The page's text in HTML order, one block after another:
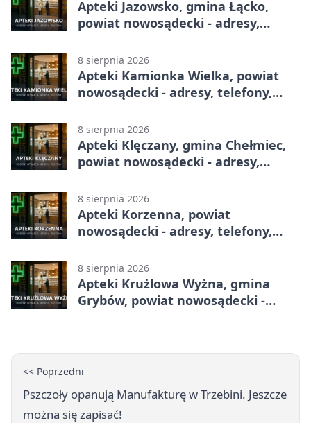
Apteki Jazowsko, gmina Łącko,
powiat nowosądecki - adresy,
8 sierpnia 2026
Apteki Kamionka Wielka, powiat
nowosądecki - adresy, telefony,
8 sierpnia 2026
Apteki Klęczany, gmina Chełmiec,
powiat nowosądecki - adresy,
8 sierpnia 2026
Apteki Korzenna, powiat
nowosądecki - adresy, telefony,
8 sierpnia 2026
Apteki Krużlowa Wyżna, gmina
Grybów, powiat nowosądecki -
<< Poprzedni
Pszczoły opanują Manufakturę w Trzebini. Jeszcze
można się zapisać!